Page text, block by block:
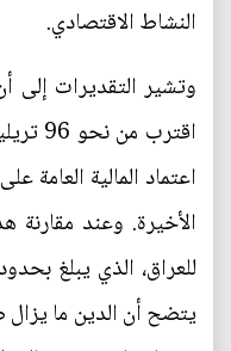
النشاط الاقتصادي.
وتشير التقديرات إلى
اعتماد المالية العامة
الأخيرة. وعند مقارنة
يتضح أن الدين ما